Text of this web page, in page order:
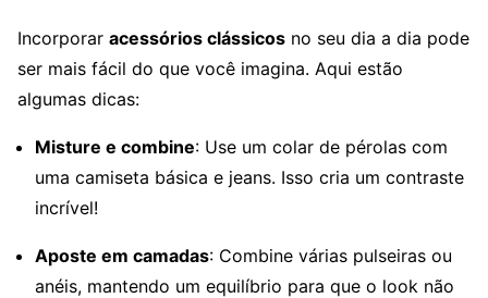
Incorporar acessórios clássicos no seu dia a dia pode
ser mais fácil do que você imagina. Aqui estão
algumas dicas:
Misture e combine: Use um colar de pérolas com
uma camiseta básica e jeans. Isso cria um contraste
incrível!
Aposte em camadas: Combine várias pulseiras ou
anéis, mantendo um equilíbrio para que o look não